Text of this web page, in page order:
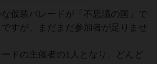
仮装パレードが「不思議の国」で
すが、まだまだ参加者が足りませ
ドの主催者の1人となり、どんど